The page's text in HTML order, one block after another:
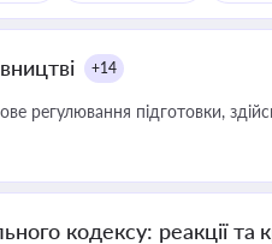
+14
регулювання підготовки,
кодексу: реакції та